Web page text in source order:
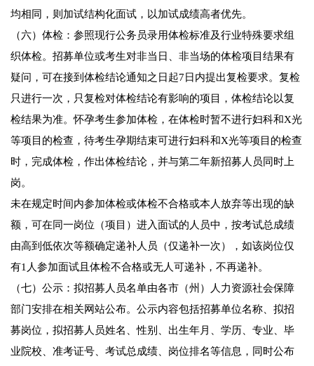
均相同，则加试结构化面试，以加试成绩高者优先。
（六）体检：参照现行公务员录用体检标准及行业特殊要求组
织体检。招募单位或考生对非当日、非当场的体检项目结果有
疑问，可在接到体检结论通知之日起7日内提出复检要求。复检
只进行一次，只复检对体检结论有影响的项目，体检结论以复
检结果为准。怀孕考生参加体检，在体检时暂不进行妇科和X光
等项目的检查，待考生孕期结束可进行妇科和X光等项目的检查
时，完成体检，作出体检结论，并与第二年新招募人员同时上
岗。
未在规定时间内参加体检或体检不合格或本人放弃等出现的缺
额，可在同一岗位（项目）进入面试的人员中，按考试总成绩
由高到低依次等额确定递补人员（仅递补一次），如该岗位仅
有1人参加面试且体检不合格或无人可递补，不再递补。
（七）公示：拟招募人员名单由各市（州）人力资源社会保障
部门安排在相关网站公布。公示内容包括招募单位名称、拟招
募岗位，拟招募人员姓名、性别、出生年月、学历、专业、毕
业院校、准考证号、考试总成绩、岗位排名等信息，同时公布